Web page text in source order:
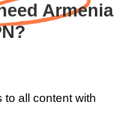
Armenia